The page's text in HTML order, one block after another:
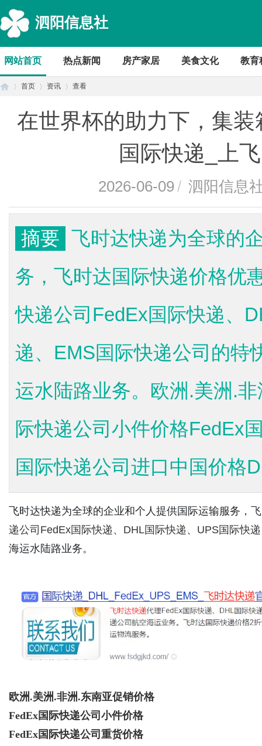
泗阳信息社
网站首页 热点新闻 房产家居 美食文化 教育
首页 资讯 查看
在世界杯的助力下，集装
国际快递_上
2026-06-09 / 泗阳信息
摘要 飞时达快递为全球的
务，飞时达国际快递价格优
快递公司FedEx国际快递、
递、EMS国际快递公司的特
运水陆路业务。欧洲.美洲.
际快递公司小件价格FedEx
国际快递公司进口中国价格
飞时达快递为全球的企业和个人提供国际运输服务，
递公司 FedEx国际快递 、 DHL国际快递 、 UPS国际快递
海运水陆路业务。
欧洲.美洲.非洲.东南亚促销价格
FedEx国际快递公司小件价格
FedEx国际快递公司重货价格